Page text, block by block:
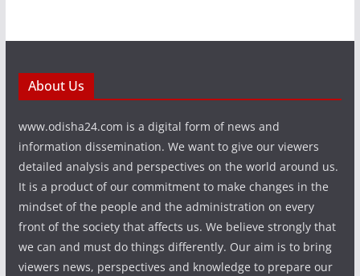
About Us
www.odisha24.com is a digital form of news and
information dissemination. We want to give our viewers
detailed analysis and perspectives on the world around us.
It is a product of our commitment to make changes in the
mindset of the people and the administration on every
front of the society that affects us. We believe strongly that
we can and must do things differently. Our aim is to bring
viewers news, perspectives and knowledge to prepare our